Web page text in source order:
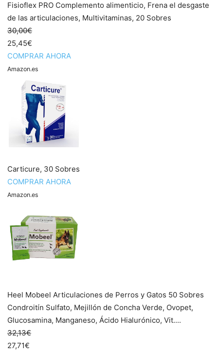
Fisioflex PRO Complemento alimenticio, Frena el desgaste
de las articulaciones, Multivitaminas, 20 Sobres
30,00€
25,45€
COMPRAR AHORA
Amazon.es
Carticure, 30 Sobres
COMPRAR AHORA
Amazon.es
Heel Mobeel Articulaciones de Perros y Gatos 50 Sobres
Condroitín Sulfato, Mejillón de Concha Verde, Ovopet,
Glucosamina, Manganeso, Ácido Hialurónico, Vit....
32,13€
27,71€